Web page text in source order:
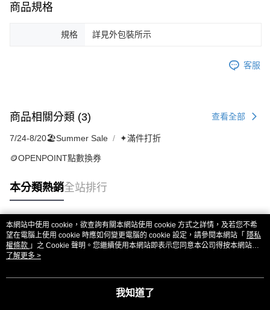
商品規格
規格 詳見外包裝所示
客服
商品相關分類 (3) 查看全部
7/24-8/20🏖️Summer Sale ✦滿件打折
🪙OPENPOINT點數換券
本分類熱銷全站排行
熱門標籤
本網站中使用 cookie，欲查詢有關本網站使用 cookie 方式之詳情，及若您不希
望在電腦上使用 cookie 時應如何變更電腦的 cookie 設定，請參閱本網站「 隱私
權條款 」之 Cookie 聲明。您繼續使用本網站即表示您同意本公司得按本網站使
用條款之 Cookie 聲明使用 cookie。
了解更多 >
我知道了